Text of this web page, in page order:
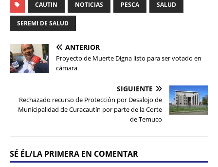
CAUTIN NOTICIAS PESCA SALUD
SEREMI DE SALUD
ANTERIOR
Proyecto de Muerte Digna listo para ser votado en
cámara
SIGUIENTE
Rechazado recurso de Protección por Desalojo de
Municipalidad de Curacautín por parte de la Corte
de Temuco
SÉ ÉL/LA PRIMERA EN COMENTAR